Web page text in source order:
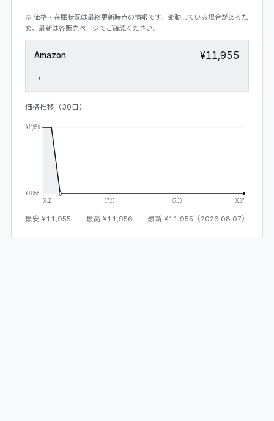
※ 価格・在庫状況は最終更新時点の情報です。変動している場合があるた
め、最新は各販売ページでご確認ください。
Amazon ¥11,955
→
価格推移（30日）
¥11,956
¥11,955
07.15
07.23 07.30 08.07
最安 ¥11,955 最高 ¥11,956 最新 ¥11,955 （2026.08.07）